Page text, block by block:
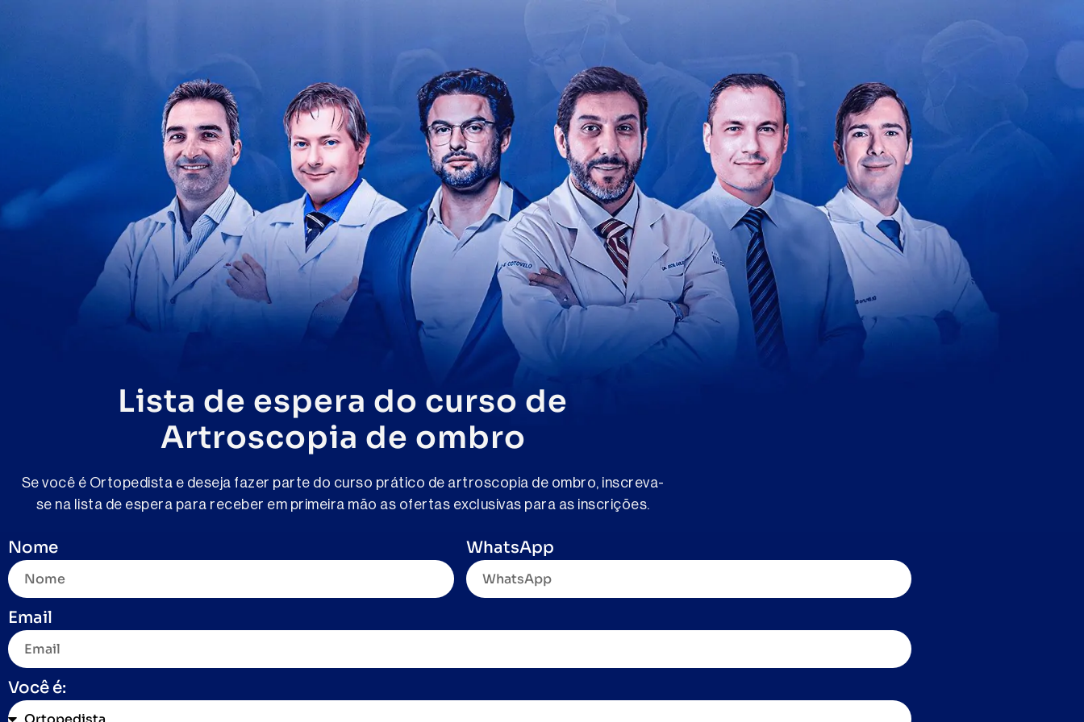
Lista de espera do curso de
Artroscopia de ombro
Se você é Ortopedista e deseja fazer parte do curso prático de artroscopia de ombro, inscreva-
se na lista de espera para receber em primeira mão as ofertas exclusivas para as inscrições.
Nome WhatsApp
Email
Você é: